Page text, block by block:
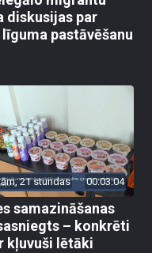
diskusijas par
pastāvēšanu
21 stundas 00:03:04
samazināšanas
– konkrēti
kļuvuši lētāki